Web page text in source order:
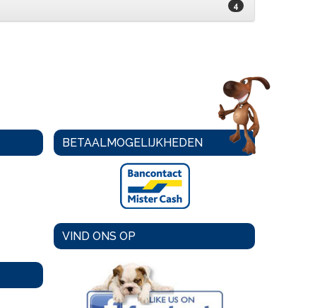
4
BETAALMOGELIJKHEDEN
VIND ONS OP